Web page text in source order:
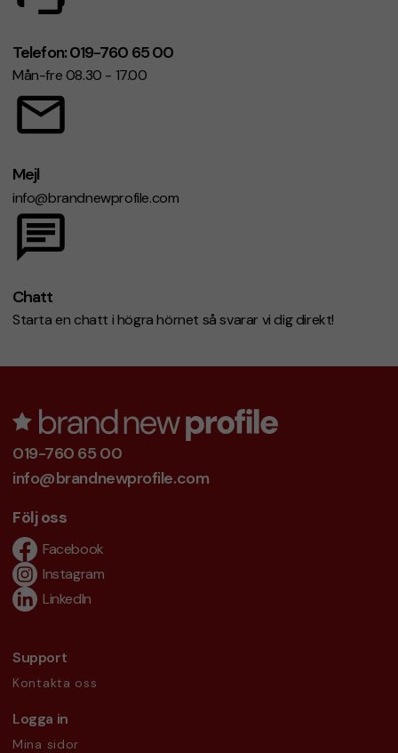
Telefon: 019-760 65 00
Mån-fre 08.30 - 17.00
Mejl
info@brandnewprofile.com
Chatt
Starta en chatt i högra hörnet så svarar vi dig direkt!
019-760 65 00
info@brandnewprofile.com
Följ oss
Facebook
Instagram
LinkedIn
Support
Kontakta oss
Logga in
Mina sidor